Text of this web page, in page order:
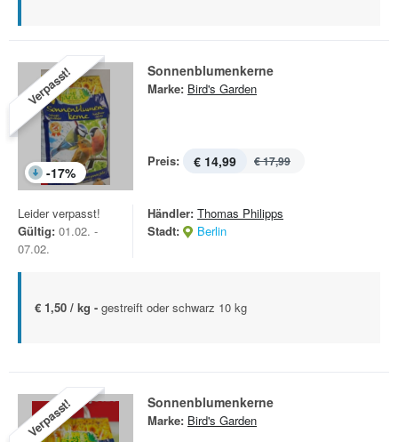
Verpasst!
-17%
Sonnenblumenkerne
Marke: Bird's Garden
Preis: € 14,99 € 17,99
Leider verpasst!
Gültig: 01.02. -
07.02.
Händler: Thomas Philipps
Stadt:
Berlin
€ 1,50 / kg - gestreift oder schwarz 10 kg
Verpasst! Sonnenblumenkerne
Marke: Bird's Garden